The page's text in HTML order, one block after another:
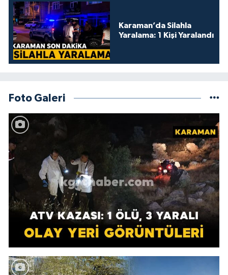
Karaman’da Silahla
Yaralama: 1 Kişi Yaralandı
Foto Galeri